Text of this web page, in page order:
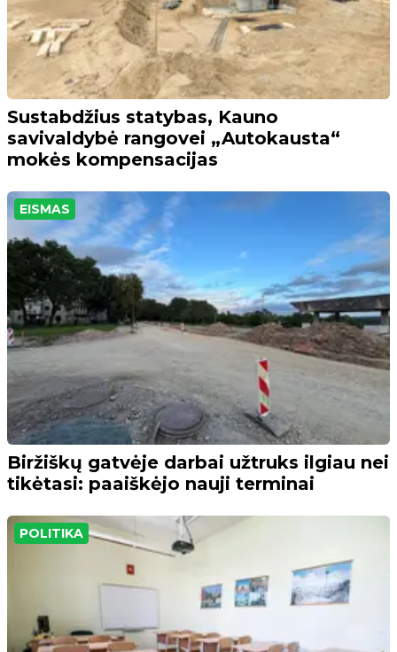
Sustabdžius statybas, Kauno
savivaldybė rangovei „Autokausta“
mokės kompensacijas
EISMAS
Biržiškų gatvėje darbai užtruks ilgiau nei
tikėtasi: paaiškėjo nauji terminai
POLITIKA